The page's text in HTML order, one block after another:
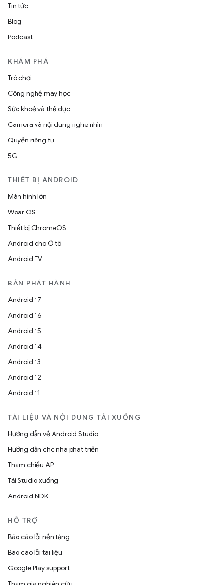
Tin tức
Blog
Podcast
KHÁM PHÁ
Trò chơi
Công nghệ máy học
Sức khoẻ và thể dục
Camera và nội dung nghe nhìn
Quyền riêng tư
5G
THIẾT BỊ ANDROID
Màn hình lớn
Wear OS
Thiết bị ChromeOS
Android cho Ô tô
Android TV
BẢN PHÁT HÀNH
Android 17
Android 16
Android 15
Android 14
Android 13
Android 12
Android 11
TÀI LIỆU VÀ NỘI DUNG TẢI XUỐNG
Hướng dẫn về Android Studio
Hướng dẫn cho nhà phát triển
Tham chiếu API
Tải Studio xuống
Android NDK
HỖ TRỢ
Báo cáo lỗi nền tảng
Báo cáo lỗi tài liệu
Google Play support